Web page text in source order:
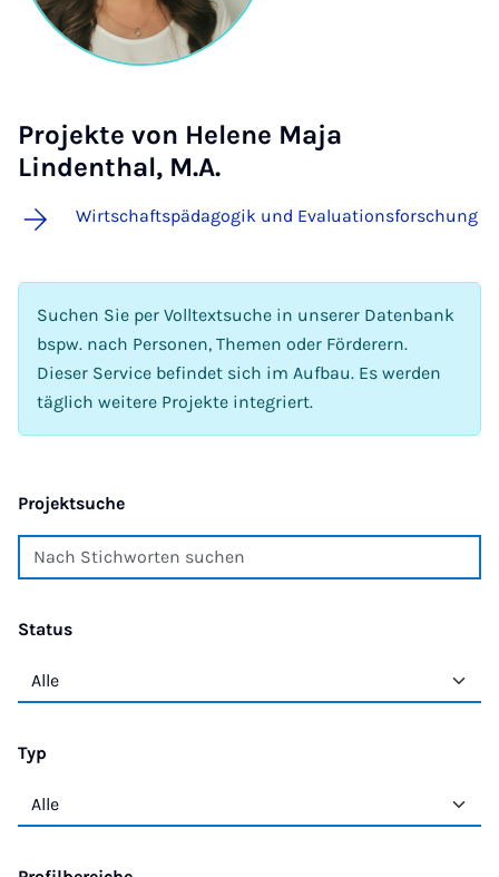
Projekte von Helene Maja
Lindenthal, M.A.
Wirtschaftspädagogik und Evaluationsforschung
Suchen Sie per Volltextsuche in unserer Datenbank
bspw. nach Personen, Themen oder Förderern.
Dieser Service befindet sich im Aufbau. Es werden
täglich weitere Projekte integriert.
Projektsuche
Status
Typ